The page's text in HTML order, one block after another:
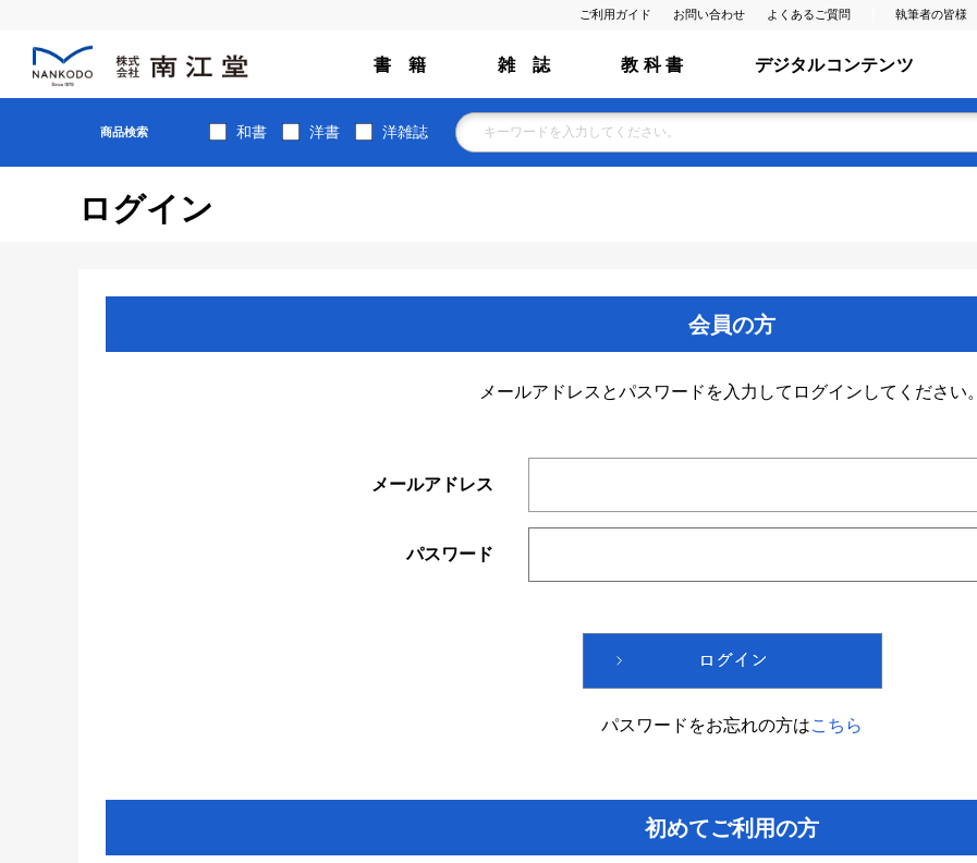
ご利用ガイド お問い合わせ よくあるご質問 執筆者の皆様
書 籍 雑 誌 教 科 書 デジタルコンテンツ
商品検索 和書 洋書 洋雑誌
ログイン
会員の方
メールアドレスとパスワードを入力してログインしてください。
メールアドレス
パスワード
パスワードをお忘れの方はこちら
初めてご利用の方